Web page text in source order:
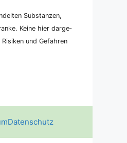
Sub­stan­zen,
Kei­ne hier dar­ge­
und Gefah­ren
Datenschutz